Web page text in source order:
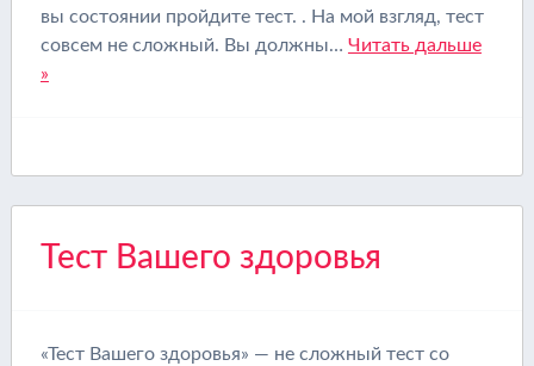
вы состоянии пройдите тест. . На мой взгляд, тест
совсем не сложный. Вы должны… Читать дальше
»
Тест Вашего здоровья
«Тест Вашего здоровья» — не сложный тест со